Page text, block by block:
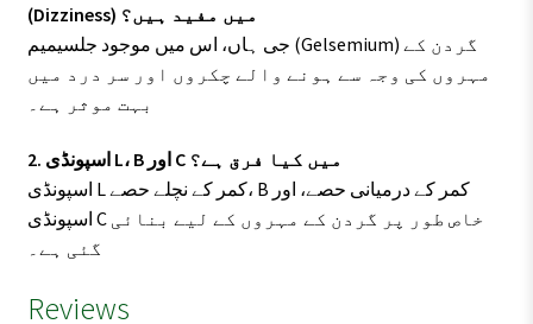
(Dizziness) میں مفید ہیں؟
جی ہاں، اس میں موجود جلسیمیم (Gelsemium) گردن کے
مہروں کی وجہ سے ہونے والے چکروں اور سر درد میں
بہت موثر ہے۔
2. اسپونڈی L، B اور C میں کیا فرق ہے؟
اسپونڈی L کمر کے نچلے حصے، B کمر کے درمیانی حصے، اور
اسپونڈی C خاص طور پر گردن کے مہروں کے لیے بنائی
گئی ہے۔
Reviews